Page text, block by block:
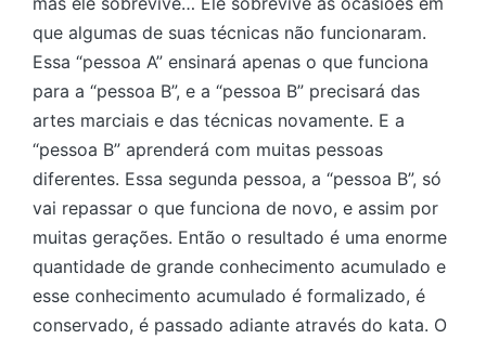
que algumas de suas técnicas não funcionaram.
Essa “pessoa A” ensinará apenas o que funciona
para a “pessoa B”, e a “pessoa B” precisará das
artes marciais e das técnicas novamente. E a
“pessoa B” aprenderá com muitas pessoas
diferentes. Essa segunda pessoa, a “pessoa B”, só
vai repassar o que funciona de novo, e assim por
muitas gerações. Então o resultado é uma enorme
quantidade de grande conhecimento acumulado e
esse conhecimento acumulado é formalizado, é
conservado, é passado adiante através do kata. O